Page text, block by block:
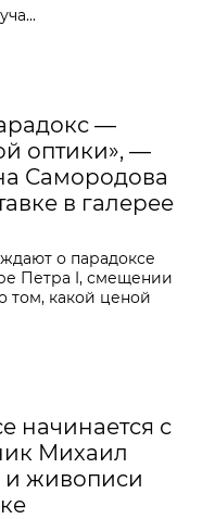
—
оптики», —
Самородова
в галерее
о парадоксе
Петра I, смещении
том, какой ценой
начинается с
Михаил
живописи